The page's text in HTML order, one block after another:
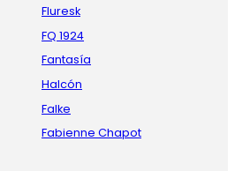
Fluresk
FQ 1924
Fantasía
Halcón
Falke
Fabienne Chapot